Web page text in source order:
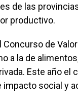
de las
productivo.
de
a la de
Este año el
social y